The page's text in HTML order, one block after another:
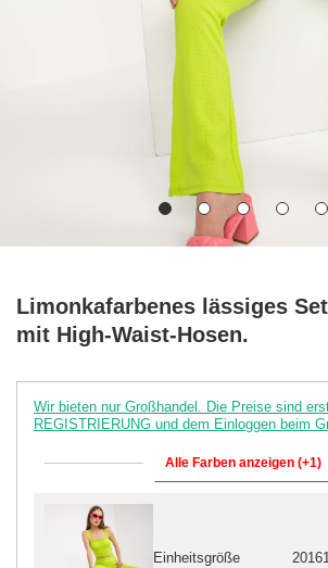
Limonkafarbenes lässiges Set
mit High-Waist-Hosen.
Wir bieten nur Großhandel. Die Preise sind
REGISTRIERUNG und dem Einloggen beim
Alle Farben anzeigen (+1)
Einheitsgröße